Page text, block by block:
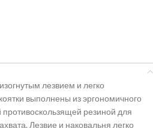
лезвием и легко
выполнены из эргономичного
резиной для
Лезвие и наковальня легко